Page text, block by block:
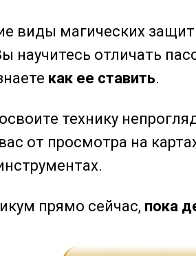
виды магических
научитесь отличать
как ее ставить.
технику
от просмотра на
прямо сейчас, пока